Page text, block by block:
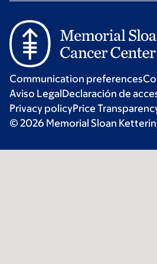
Communication preferences
Aviso LegalDeclaración de
Privacy policyPrice
© 2026 Memorial Sloan